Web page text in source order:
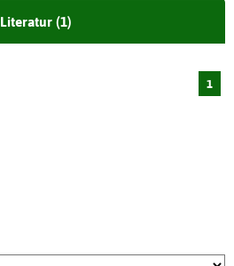
Literatur (1)
1